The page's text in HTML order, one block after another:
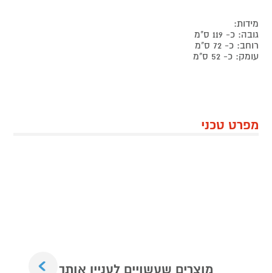
מידות:
גובה: כ- 119 ס"מ
רוחב: כ- 72 ס"מ
עומק: כ- 52 ס"מ
מפרט טכני
מוצרים שעשויים לעניין אותך